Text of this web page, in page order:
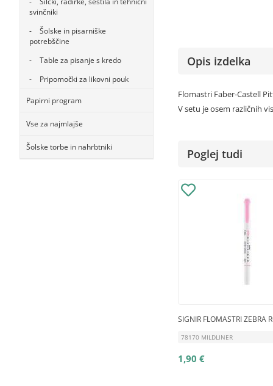
svinčniki
Šolske in pisarniške
potrebščine
Table za pisanje s kredo
Pripomočki za likovni pouk
Papirni program
Vse za najmlajše
Šolske torbe in nahrbtniki
Opis izdelka
Flomastri Faber-Castell
V setu je osem različnih
Poglej tudi
SIGNIR FLOMASTRI ZEBRA
78170 MILDLINER
1,90 €